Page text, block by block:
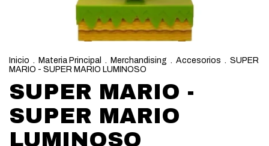
Inicio . Materia Principal . Merchandising . Accesorios . SUPER
MARIO - SUPER MARIO LUMINOSO
SUPER MARIO -
SUPER MARIO
LUMINOSO